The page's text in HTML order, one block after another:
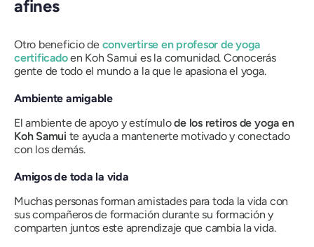
afines
Otro beneficio de convertirse en profesor de yoga
certificadoen Koh Samui es la comunidad. Conocerás
gente de todo el mundo a la que le apasiona el yoga.
Ambiente amigable
El ambiente de apoyo y estímulode los retiros de yoga en
Koh Samui te ayuda a mantenerte motivado y conectado
con los demás.
Amigos de toda la vida
Muchas personas forman amistades para toda la vida con
sus compañeros de formación durante su formación y
comparten juntos este aprendizaje que cambia la vida.